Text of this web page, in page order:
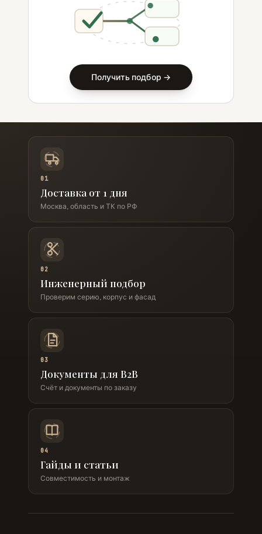
Получить подбор →
01
Доставка от 1 дня
Москва, область и ТК по РФ
02
Инженерный подбор
Проверим серию, корпус и фасад
03
Документы для B2B
Счёт и документы по заказу
04
Гайды и статьи
Совместимость и монтаж